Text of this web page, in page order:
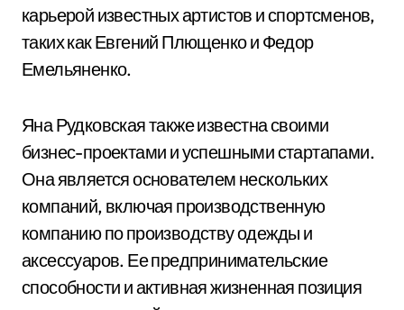
карьерой известных артистов и спортсменов,
таких как Евгений Плющенко и Федор
Емельяненко.
Яна Рудковская также известна своими
бизнес-проектами и успешными стартапами.
Она является основателем нескольких
компаний, включая производственную
компанию по производству одежды и
аксессуаров. Ее предпринимательские
способности и активная жизненная позиция